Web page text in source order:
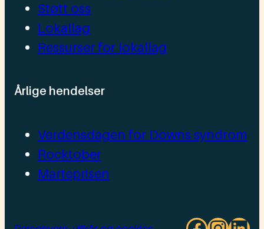
Støtt oss
Lokallag
Ressurser for lokallag
Årlige hendelser
Verdensdagen for Downs syndrom
Rocktober
Marteprisen